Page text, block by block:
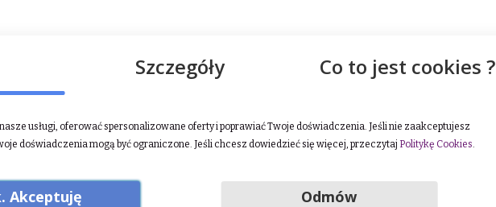
Veldhausener Str. 240, 49828 Neuenhaus, Niemcy, tel. 49 (0) 59 41/98 98-0 e-mail:
Veldhausener Str. 240, 49828 Neuenhaus, Niemcy, tel. 49 (0) 59 41/98 98-0 e-mail:
od 1968 roku. Stawia wysoki nacisk na jakość, funkcjonalność, innowacyjność oraz
produktów. Imponująca wszechstronność firmy HKM zapewnia szeroki wybór
ofercie producenta znajdują się całoroczne produkty standard oraz sezonowe kolekcje,
Szczegóły Co to jest cookies ?
usługi, oferować spersonalizowane oferty i poprawiać Twoje doświadczenia. Jeśli nie zaakceptujesz
doświadczenia mogą być ograniczone. Jeśli chcesz dowiedzieć się więcej, przeczytaj Politykę Cookies
Akceptuję Odmów